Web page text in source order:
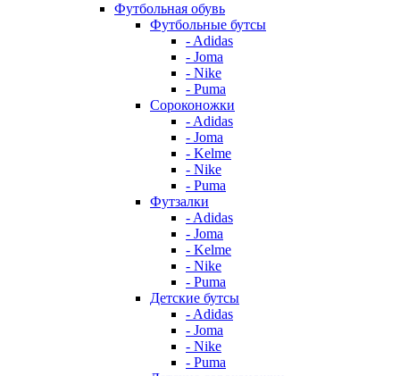
Футбольная обувь
Футбольные бутсы
- Adidas
- Joma
- Nike
- Puma
Сороконожки
- Adidas
- Joma
- Kelme
- Nike
- Puma
Футзалки
- Adidas
- Joma
- Kelme
- Nike
- Puma
Детские бутсы
- Adidas
- Joma
- Nike
- Puma